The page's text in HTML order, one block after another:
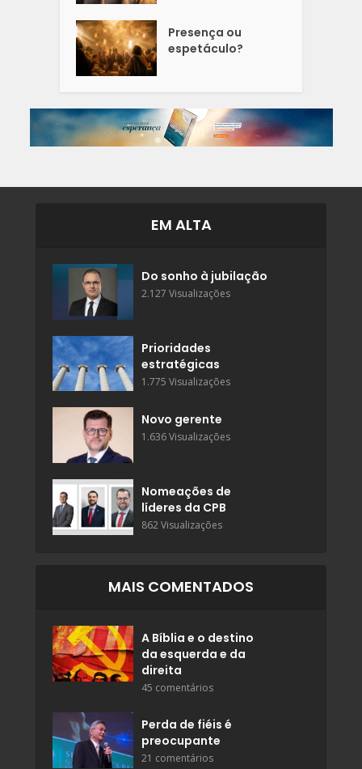
Presença ou
espetáculo?
EM ALTA
Do sonho à jubilação
2.127 Visualizações
Prioridades
estratégicas
1.775 Visualizações
Novo gerente
1.636 Visualizações
Nomeações de
líderes da CPB
862 Visualizações
MAIS COMENTADOS
A Bíblia e o destino
da esquerda e da
direita
45 comentários
Perda de fiéis é
preocupante
21 comentários